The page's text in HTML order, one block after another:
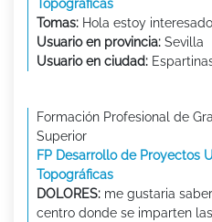
Topográficas
Tomas: Hola estoy
Usuario en provincia: Sevilla
Usuario en ciudad:
Formación Profesional de
Superior
FP Desarrollo de Proyectos
Topográficas
DOLORES: me gustaria
centro donde se imparten